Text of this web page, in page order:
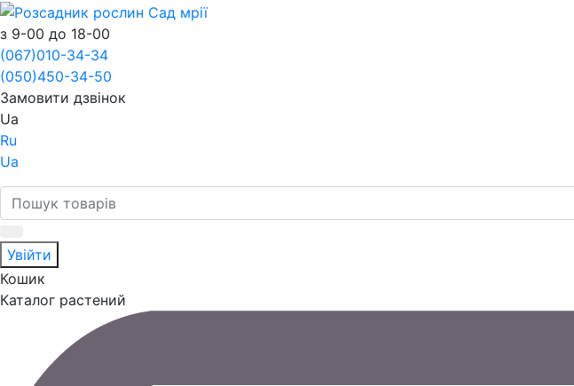
з 9-00 до 18-00
(067)010-34-34
(050)450-34-50
Замовити дзвінок
Ua
Ru
Ua
Увійти
Кошик
Каталог растений